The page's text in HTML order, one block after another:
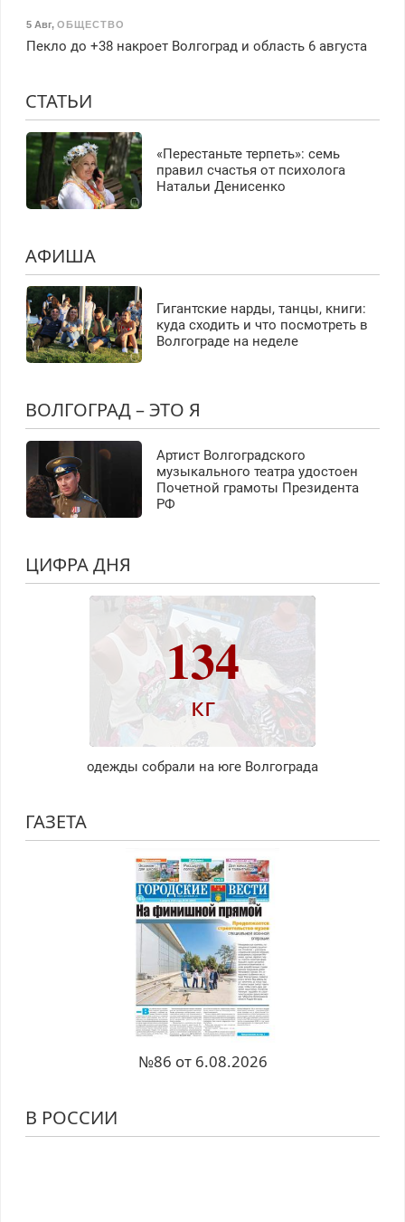
5 Авг, ОБЩЕСТВО
Пекло до +38 накроет Волгоград и область 6 августа
СТАТЬИ
«Перестаньте терпеть»: семь
правил счастья от психолога
Натальи Денисенко
АФИША
Гигантские нарды, танцы, книги:
куда сходить и что посмотреть в
Волгограде на неделе
ВОЛГОГРАД – ЭТО Я
Артист Волгоградского
музыкального театра удостоен
Почетной грамоты Президента
РФ
ЦИФРА ДНЯ
134
кг
одежды собрали на юге Волгограда
ГАЗЕТА
№86 от 6.08.2026
В РОССИИ